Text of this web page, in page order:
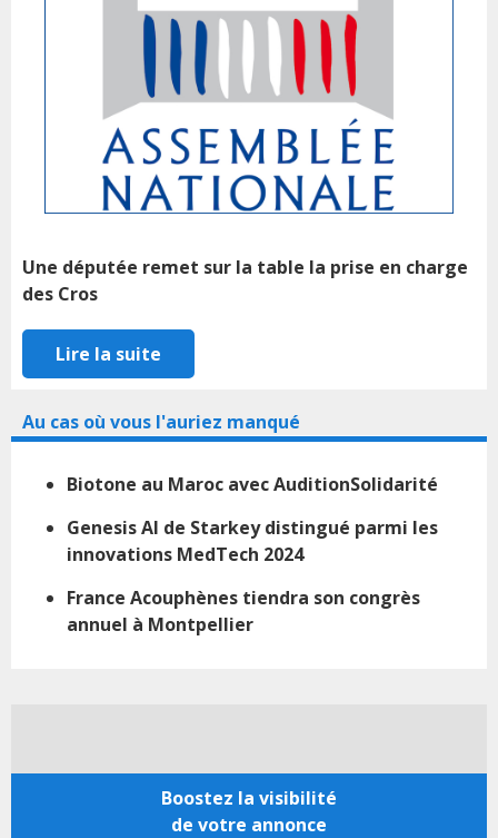
Une députée remet sur la table la prise en charge
des Cros
Lire la suite
Au cas où vous l'auriez manqué
Biotone au Maroc avec AuditionSolidarité
Genesis AI de Starkey distingué parmi les
innovations MedTech 2024
France Acouphènes tiendra son congrès
annuel à Montpellier
Boostez la visibilité
de votre annonce